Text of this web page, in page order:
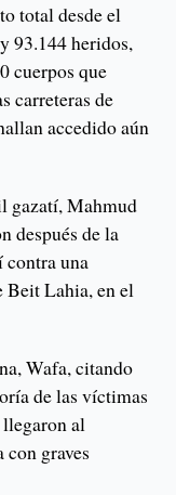
total desde el
93.144 heridos,
cuerpos que
carreteras de
accedido aún
gazatí, Mahmud
después de la
contra una
Beit Lahia, en el
Wafa, citando
de las víctimas
llegaron al
graves